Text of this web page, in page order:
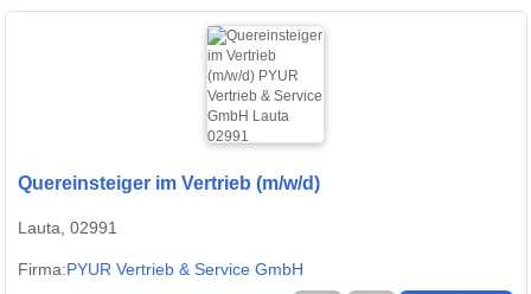
Quereinsteiger im Vertrieb (m/w/d)
Lauta, 02991
Firma:PYUR Vertrieb & Service GmbH